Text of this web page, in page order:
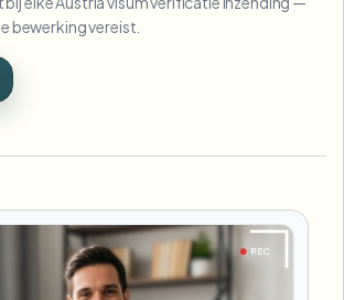
bewerking vereist.